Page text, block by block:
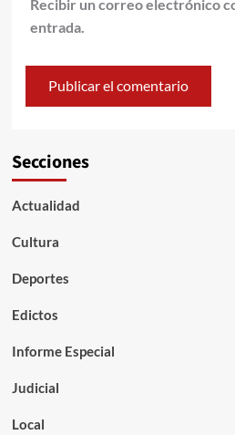
Recibir un correo electrónico
entrada.
Secciones
Actualidad
Cultura
Deportes
Edictos
Informe Especial
Judicial
Local